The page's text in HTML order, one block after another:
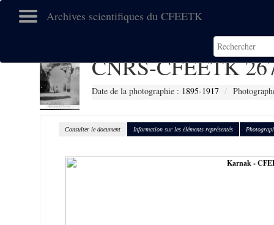
Archives scientifiques du CFEETK
CNRS-CFEETK
Date de la photographie : 1895-1917
Consulter le document Information sur les éléments représentés